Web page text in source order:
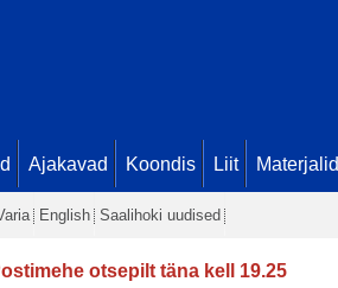
Ajakavad Koondis Liit Materjalid
English Saalihoki uudised
otsepilt täna kell 19.25